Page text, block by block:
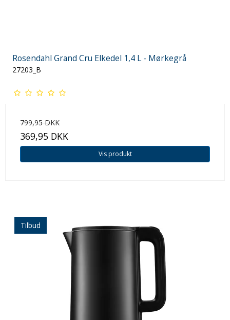
Rosendahl Grand Cru Elkedel 1,4 L - Mørkegrå
27203_B
799,95 DKK
369,95 DKK
Vis produkt
Tilbud